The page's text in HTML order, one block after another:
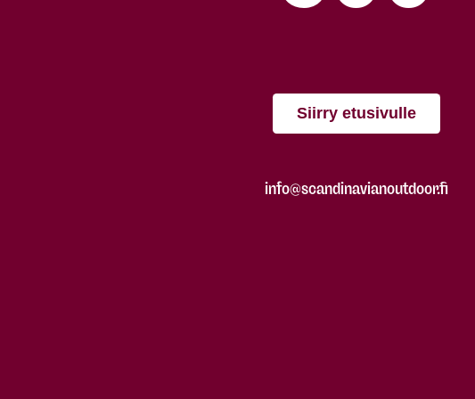
Siirry etusivulle
info@scandinavianoutdoor.fi